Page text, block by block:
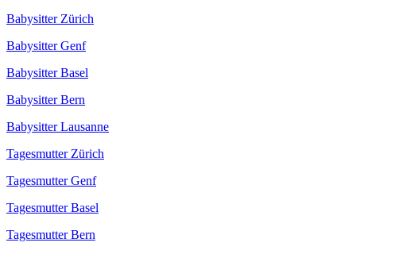
Babysitter Zürich
Babysitter Genf
Babysitter Basel
Babysitter Bern
Babysitter Lausanne
Tagesmutter Zürich
Tagesmutter Genf
Tagesmutter Basel
Tagesmutter Bern